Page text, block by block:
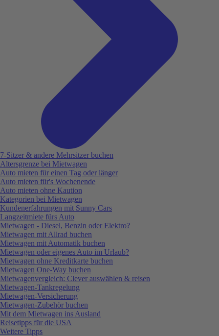
7-Sitzer & andere Mehrsitzer buchen
Altersgrenze bei Mietwagen
Auto mieten für einen Tag oder länger
Auto mieten für's Wochenende
Auto mieten ohne Kaution
Kategorien bei Mietwagen
Kundenerfahrungen mit Sunny Cars
Langzeitmiete fürs Auto
Mietwagen - Diesel, Benzin oder Elektro?
Mietwagen mit Allrad buchen
Mietwagen mit Automatik buchen
Mietwagen oder eigenes Auto im Urlaub?
Mietwagen ohne Kreditkarte buchen
Mietwagen One-Way buchen
Mietwagenvergleich: Clever auswählen & reisen
Mietwagen-Tankregelung
Mietwagen-Versicherung
Mietwagen-Zubehör buchen
Mit dem Mietwagen ins Ausland
Reisetipps für die USA
Weitere Tipps